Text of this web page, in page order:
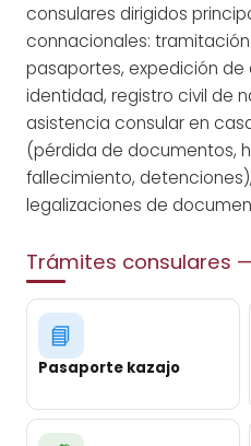
consulares dirigidos
connacionales:
pasaportes, expedición
identidad, registro civil de
asistencia consular en
(pérdida de documentos,
fallecimiento,
legalizaciones de
Trámites consulares
📘
Pasaporte kazajo